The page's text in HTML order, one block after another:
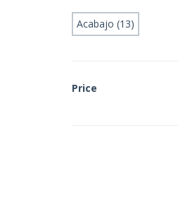
Acabajo (13)
Price